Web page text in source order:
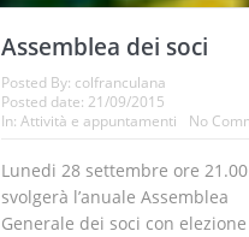
Assemblea dei soci
Posted By: colfranculana
Posted date: 21/09/2015
In: Attività e appuntamenti No
Lunedi 28 settembre ore
svolgerà l’anuale Assemblea
Generale dei soci con